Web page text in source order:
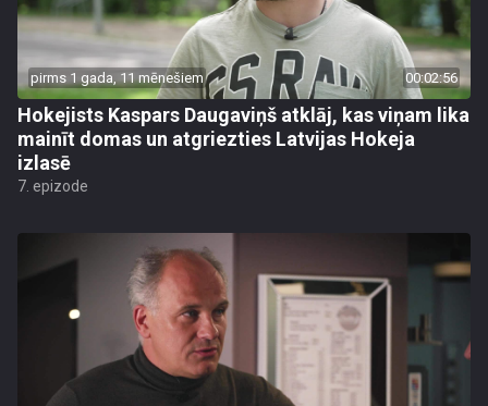
pirms 1 gada, 11 mēnešiem 00:02:56
Hokejists Kaspars Daugaviņš atklāj, kas viņam lika
mainīt domas un atgriezties Latvijas Hokeja
izlasē
7. epizode